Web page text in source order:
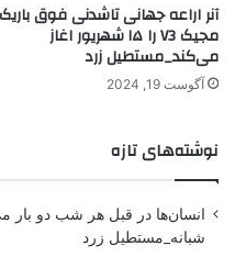
آنر اراعه جهانی تاشدنی فوق‌ باریک
مجیک V3 را ۱۵ شهریور اغاز
می‌کند_مستطیل زرد
آگوست 19, 2024
نوشته‌های تازه
انسان‌ها در قبل هر شب دو بار
شبانه_مستطیل زرد